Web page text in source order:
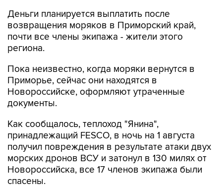
Деньги планируется выплатить после
возвращения моряков в Приморский край,
почти все члены экипажа - жители этого
региона.
Пока неизвестно, когда моряки вернутся в
Приморье, сейчас они находятся в
Новороссийске, оформляют утраченные
документы.
Как сообщалось, теплоход "Янина",
принадлежащий FESCO, в ночь на 1 августа
получил повреждения в результате атаки двух
морских дронов ВСУ и затонул в 130 милях от
Новороссийска, все 17 членов экипажа были
спасены.